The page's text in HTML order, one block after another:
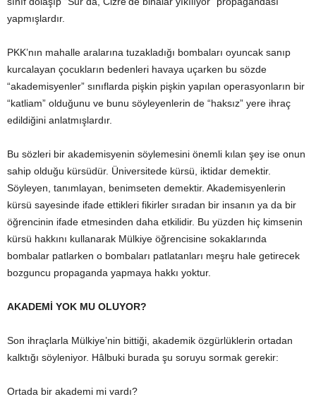
yapmışlardır.
PKK’nın mahalle aralarına tuzakladığı bombaları oyuncak sanıp
kurcalayan çocukların bedenleri havaya uçarken bu sözde
“akademisyenler” sınıflarda pişkin pişkin yapılan operasyonların bir
“katliam” olduğunu ve bunu söyleyenlerin de “haksız” yere ihraç
edildiğini anlatmışlardır.
Bu sözleri bir akademisyenin söylemesini önemli kılan şey ise onun
sahip olduğu kürsüdür. Üniversitede kürsü, iktidar demektir.
Söyleyen, tanımlayan, benimseten demektir. Akademisyenlerin
kürsü sayesinde ifade ettikleri fikirler sıradan bir insanın ya da bir
öğrencinin ifade etmesinden daha etkilidir. Bu yüzden hiç kimsenin
kürsü hakkını kullanarak Mülkiye öğrencisine sokaklarında
bombalar patlarken o bombaları patlatanları meşru hale getirecek
bozguncu propaganda yapmaya hakkı yoktur.
AKADEMİ YOK MU OLUYOR?
Son ihraçlarla Mülkiye’nin bittiği, akademik özgürlüklerin ortadan
kalktığı söyleniyor. Hâlbuki burada şu soruyu sormak gerekir:
Ortada bir akademi mi vardı?